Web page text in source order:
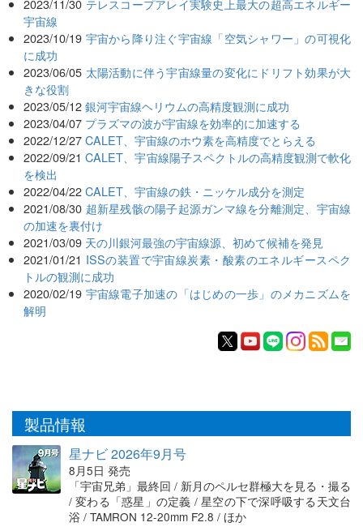
2023/11/30 テレスコープアレイ実験史上最大の超高エネルギー
宇宙線
2023/10/19 宇宙から降り注ぐ宇宙線「空気シャワー」の可視化
に成功
2023/06/05 太陽活動に伴う宇宙線量の変化にドリフト効果が大
きな役割
2023/05/12 銀河宇宙線ヘリウムの高精度観測に成功
2023/04/07 プラズマの波が宇宙線を効率的に加速する
2022/12/27 CALET、宇宙線のホウ素を高精度でとらえる
2022/09/21 CALET、宇宙線陽子スペクトルの高精度観測で軟化
を検出
2022/04/22 CALET、宇宙線の鉄・ニッケル成分を測定
2021/08/30 超新星残骸の陽子起源ガンマ線を分離測定、宇宙線
の加速を裏付け
2021/03/09 天の川銀河最強の宇宙線源、初めて候補を発見
2021/01/21 ISSの装置で宇宙線炭素・酸素のエネルギースペク
トルの観測に成功
2020/02/19 宇宙線電子加速の「はじめの一歩」のメカニズムを
解明
製品情報
星ナビ 2026年9月号
8月5日 発売
「宇宙兄弟」最終回 / 新月のペルセ群極大を見る・撮る
/ 変わる「惑星」の定義 / 星空の下で深呼吸する天文台
浴 / TAMRON 12-20mm F2.8 / ほか